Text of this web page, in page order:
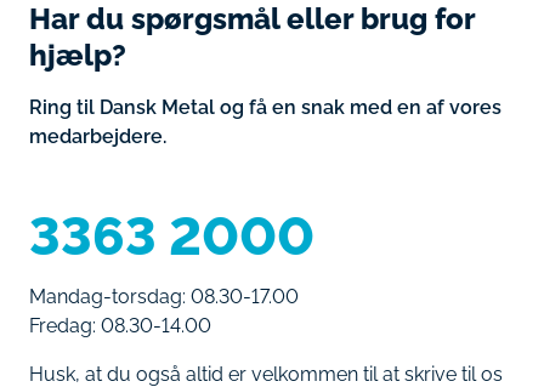
Har du spørgsmål eller brug for
hjælp?
Ring til Dansk Metal og få en snak med en af vores
medarbejdere.
3363 2000
Mandag-torsdag: 08.30-17.00
Fredag: 08.30-14.00
Husk, at du også altid er velkommen til at skrive til os